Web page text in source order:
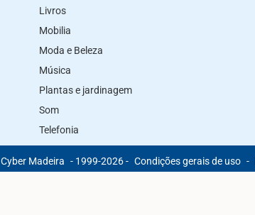
Livros
Mobilia
Moda e Beleza
Música
Plantas e jardinagem
Som
Telefonia
Cyber Madeira - 1999-2026 - Condições gerais de uso -